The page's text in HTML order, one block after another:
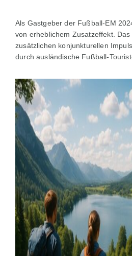
Als Gastgeber der Fußball-EM
von erheblichem Zusatzeffekt.
zusätzlichen konjunkturellen
durch ausländische Fußball-